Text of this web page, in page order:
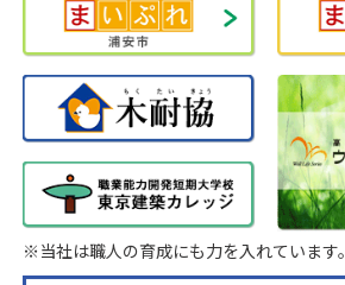
※当社は職人の育成にも力を入れています。